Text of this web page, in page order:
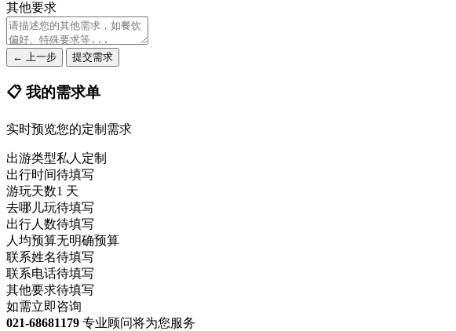
其他要求
← 上一步 提交需求
📋 我的需求单
实时预览您的定制需求
出游类型私人定制
出行时间待填写
游玩天数1 天
去哪儿玩待填写
出行人数待填写
人均预算无明确预算
联系姓名待填写
联系电话待填写
其他要求待填写
如需立即咨询
021-68681179 专业顾问将为您服务